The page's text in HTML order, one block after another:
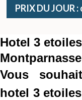
PRIX DU JOUR
Hotel 3
Montparnasse
Vous
hotel 3